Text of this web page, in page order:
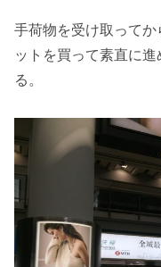
手荷物を受け取って
ットを買って素直に
る。